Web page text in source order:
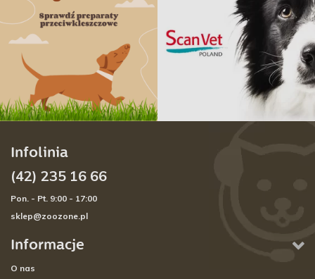
Informacje
O nas
Infolinia
(42) 235 16 66
Pon. - Pt. 9:00 - 17:00
sklep@zoozone.pl